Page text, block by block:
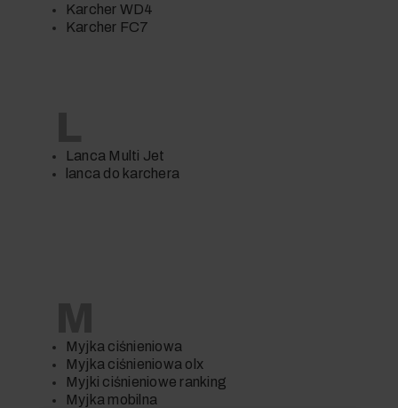
Karcher WD4
Karcher FC7
Lanca Multi Jet
lanca do karchera
Myjka ciśnieniowa
Myjka ciśnieniowa olx
Myjki ciśnieniowe ranking
Myjka mobilna